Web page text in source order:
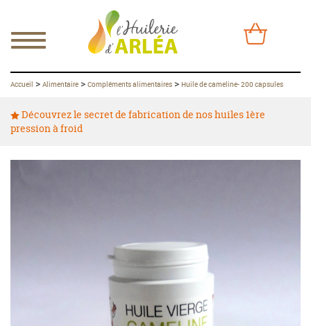
Accueil > Alimentaire > Compléments alimentaires > Huile de cameline- 200 capsules
Découvrez le secret de fabrication de nos huiles 1ère
pression à froid